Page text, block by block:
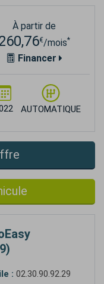
AUTOMATIQUE
À partir de
€/mois*
Financer
: 02.30.90.92.29